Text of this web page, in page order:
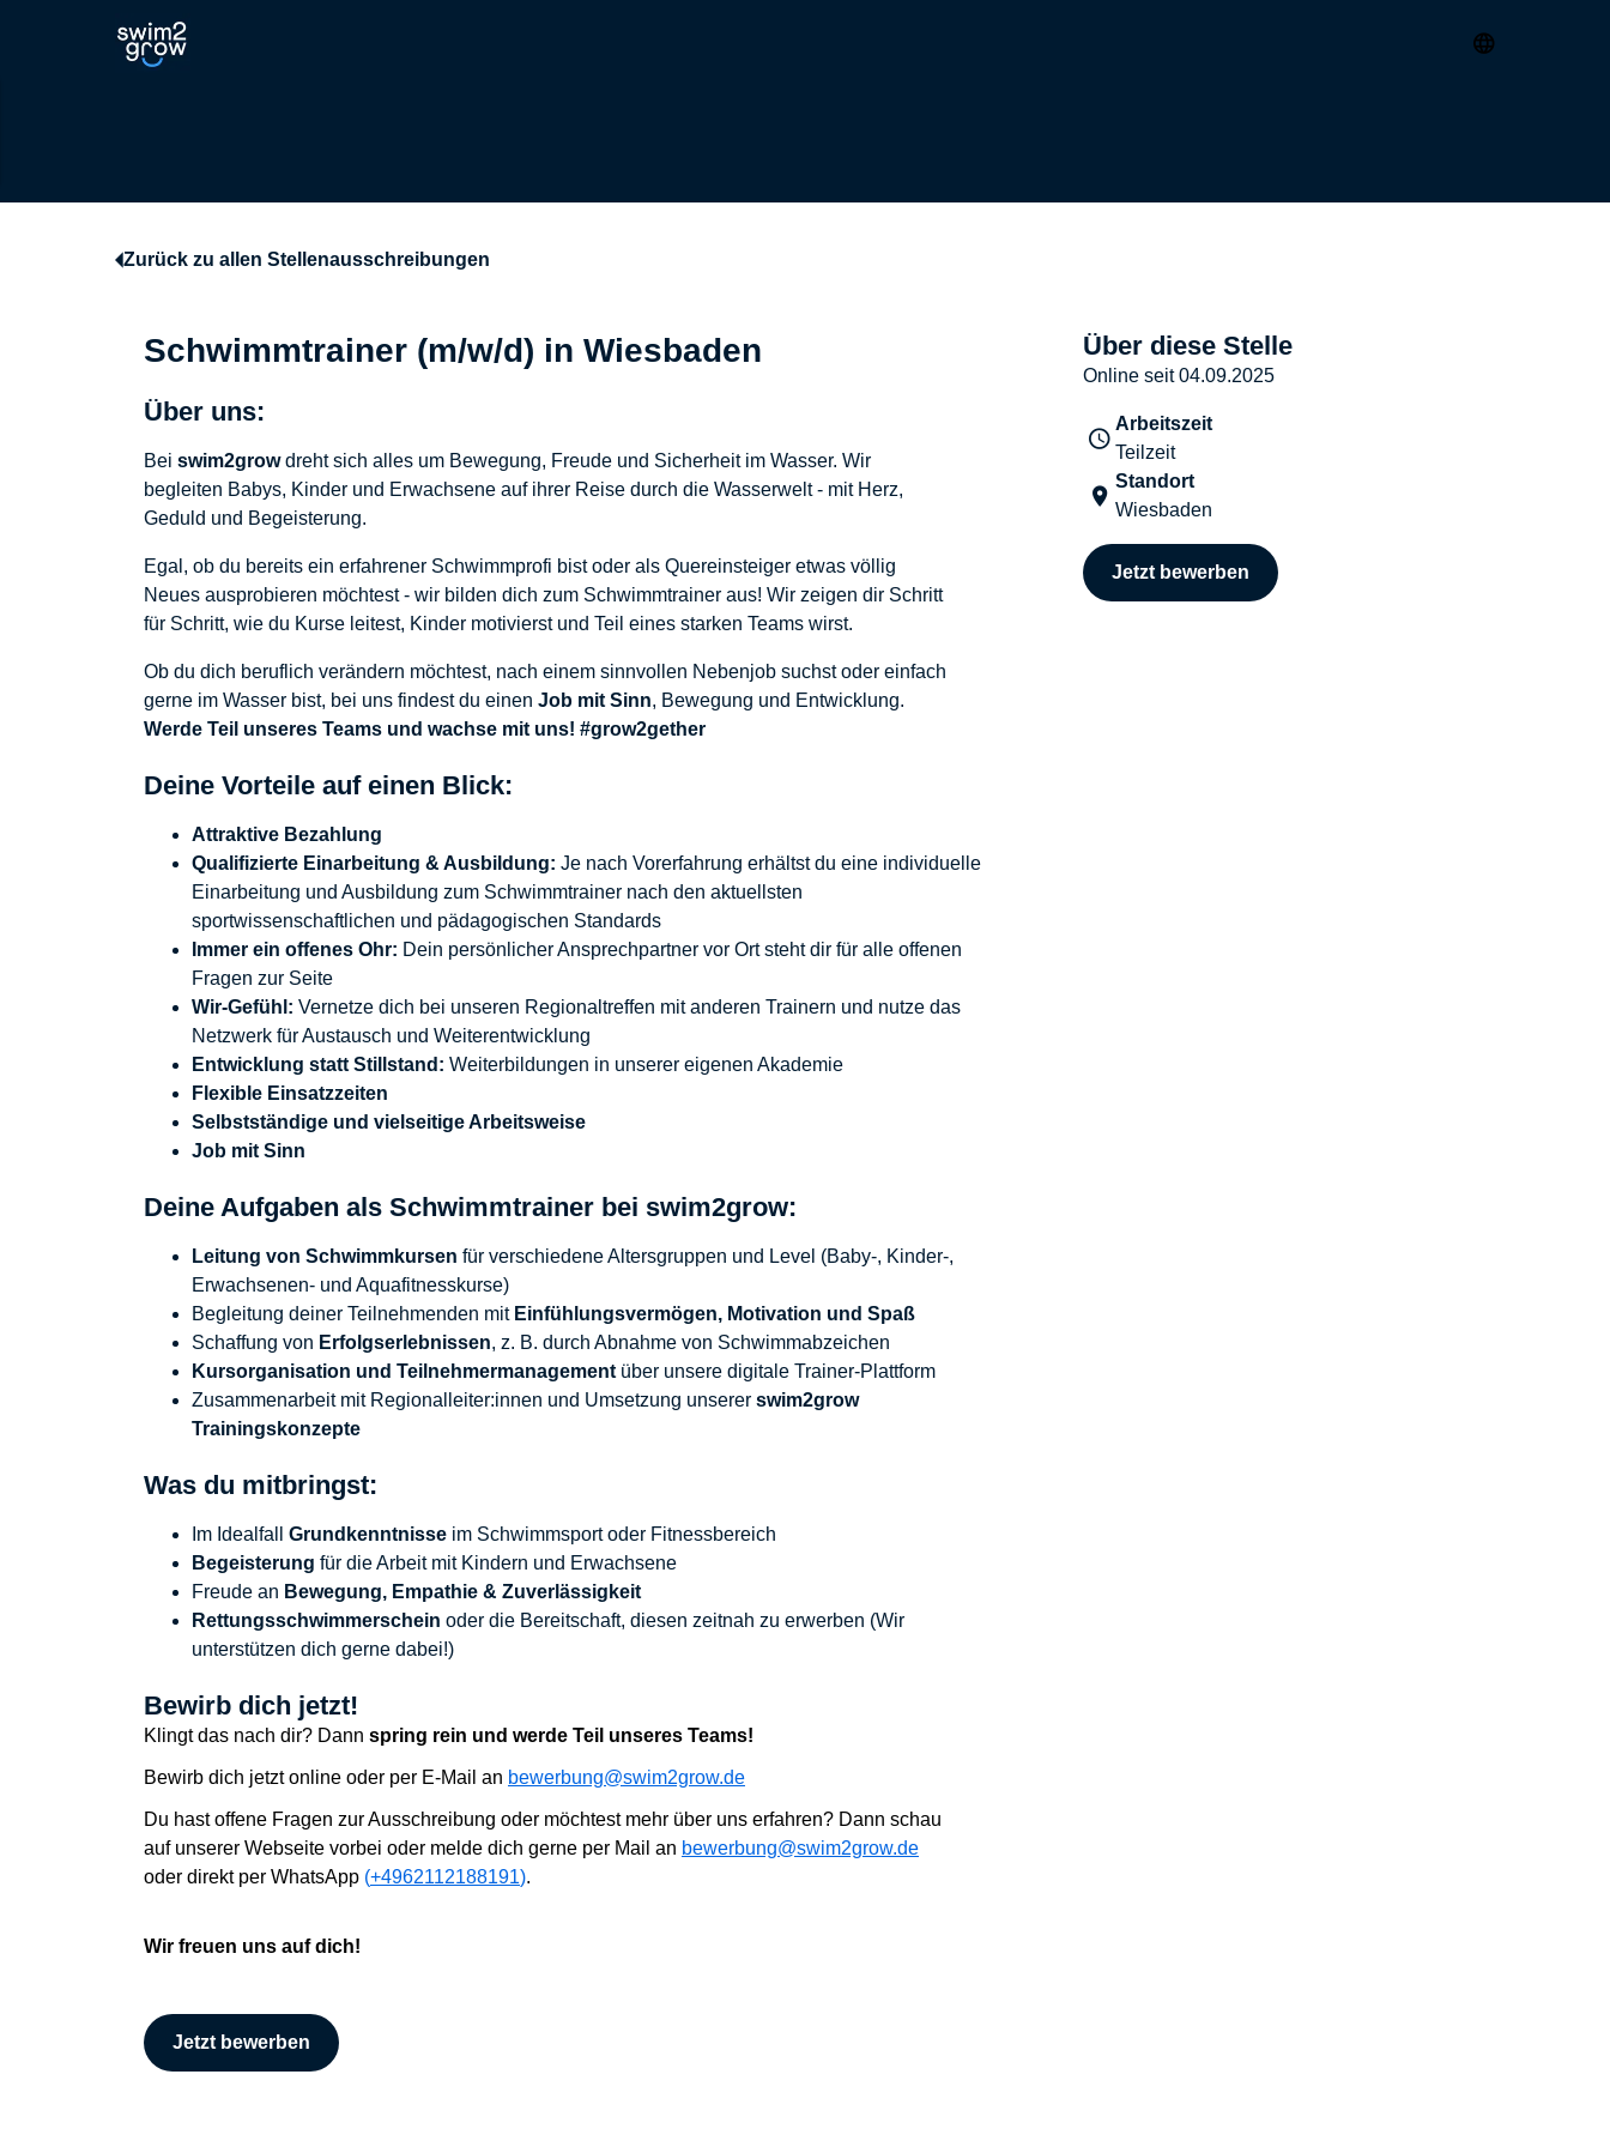
Zurück zu allen Stellenausschreibungen
Schwimmtrainer (m/w/d) in Wiesbaden
Über uns:
Bei swim2growdreht sich alles um Bewegung, Freude und Sicherheit im Wasser. Wir
begleiten Babys, Kinder und Erwachsene auf ihrer Reise durch die Wasserwelt - mit Herz,
Geduld und Begeisterung.
Egal, ob du bereits ein erfahrener Schwimmprofi bist oder als Quereinsteiger etwas völlig
Neues ausprobieren möchtest - wir bilden dich zum Schwimmtrainer aus! Wir zeigen dir Schritt
für Schritt, wie du Kurse leitest, Kinder motivierst und Teil eines starken Teams wirst.
Ob du dich beruflich verändern möchtest, nach einem sinnvollen Nebenjob suchst oder einfach
gerne im Wasser bist, bei uns findest du einen Job mit Sinn, Bewegung und Entwicklung.
Werde Teil unseres Teams und wachse mit uns! #grow2gether
Deine Vorteile auf einen Blick:
Attraktive Bezahlung
Qualifizierte Einarbeitung & Ausbildung: Je nach Vorerfahrung erhältst du eine individuelle
Einarbeitung und Ausbildung zum Schwimmtrainer nach den aktuellsten
sportwissenschaftlichen und pädagogischen Standards
Immer ein offenes Ohr: Dein persönlicher Ansprechpartner vor Ort steht dir für alle offenen
Fragen zur Seite
Wir-Gefühl: Vernetze dich bei unseren Regionaltreffen mit anderen Trainern und nutze das
Netzwerk für Austausch und Weiterentwicklung
Entwicklung statt Stillstand: Weiterbildungen in unserer eigenen Akademie
Flexible Einsatzzeiten
Selbstständige und vielseitige Arbeitsweise
Job mit Sinn
Deine Aufgaben als Schwimmtrainer bei swim2grow:
Leitung von Schwimmkursen für verschiedene Altersgruppen und Level (Baby-, Kinder-,
Erwachsenen- und Aquafitnesskurse)
Begleitung deiner Teilnehmenden mit Einfühlungsvermögen, Motivation und Spaß
Schaffung von Erfolgserlebnissen, z. B. durch Abnahme von Schwimmabzeichen
Kursorganisation und Teilnehmermanagement über unsere digitale Trainer-Plattform
Zusammenarbeit mit Regionalleiter:innen und Umsetzung unserer swim2grow
Trainingskonzepte
Was du mitbringst:
Im Idealfall Grundkenntnisse im Schwimmsport oder Fitnessbereich
Begeisterung für die Arbeit mit Kindern und Erwachsene
Freude an Bewegung, Empathie & Zuverlässigkeit
Rettungsschwimmerschein oder die Bereitschaft, diesen zeitnah zu erwerben (Wir
unterstützen dich gerne dabei!)
Bewirb dich jetzt!
Klingt das nach dir? Dann spring rein und werde Teil unseres Teams!
Bewirb dich jetzt online oder per E-Mail an bewerbung@swim2grow.de
Du hast offene Fragen zur Ausschreibung oder möchtest mehr über uns erfahren? Dann schau
auf unserer Webseite vorbei oder melde dich gerne per Mail an bewerbung@swim2grow.de
oder direkt per WhatsApp (+4962112188191).
Wir freuen uns auf dich!
Jetzt bewerben
Über diese Stelle
Online seit 04.09.2025
Arbeitszeit
Teilzeit
Standort
Wiesbaden
Jetzt bewerben